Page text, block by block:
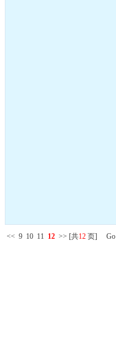
<< 9 10 11 12 >> [共12 页] Go